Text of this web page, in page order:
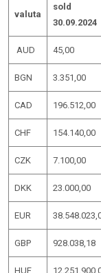
valuta
sold
30.09.2024
AUD 45,00
BGN 3.351,00
CAD 196.512,00
CHF 154.140,00
CZK 7.100,00
DKK 23.000,00
EUR
GBP 928.038,18
HUF